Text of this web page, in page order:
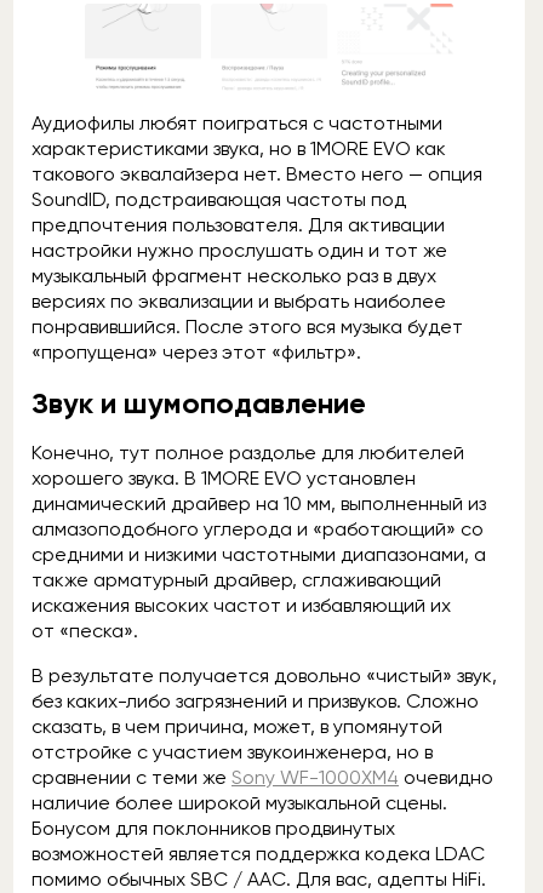
Аудиофилы любят поиграться с частотными
характеристиками звука, но в 1MORE EVO как
такового эквалайзера нет. Вместо него — опция
SoundID, подстраивающая частоты под
предпочтения пользователя. Для активации
настройки нужно прослушать один и тот же
музыкальный фрагмент несколько раз в двух
версиях по эквализации и выбрать наиболее
понравившийся. После этого вся музыка будет
«пропущена» через этот «фильтр».
Звук и шумоподавление
Конечно, тут полное раздолье для любителей
хорошего звука. В 1MORE EVO установлен
динамический драйвер на 10 мм, выполненный из
алмазоподобного углерода и «работающий» со
средними и низкими частотными диапазонами, а
также арматурный драйвер, сглаживающий
искажения высоких частот и избавляющий их
от «песка».
В результате получается довольно «чистый» звук,
без каких-либо загрязнений и призвуков. Сложно
сказать, в чем причина, может, в упомянутой
отстройке с участием звукоинженера, но в
сравнении с теми же Sony WF-1000XM4 очевидно
наличие более широкой музыкальной сцены.
Бонусом для поклонников продвинутых
возможностей является поддержка кодека LDAC
помимо обычных SBC / AAC. Для вас, адепты HiFi.